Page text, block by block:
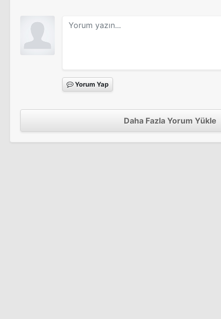
Yorum Yap
Daha Fazla Yorum Yükle